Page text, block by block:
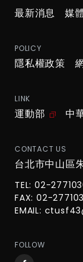
最新消息
媒
POLICY
隱私權政策
LINK
運動部 中
CONTACT US
台北市中山區
TEL: 02-
FAX: 02-
EMAIL:
FOLLOW